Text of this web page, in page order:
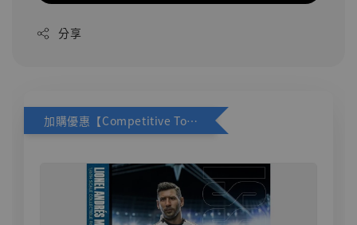
分享
加購優惠【Competitive Toys 梅西 [CM001]】